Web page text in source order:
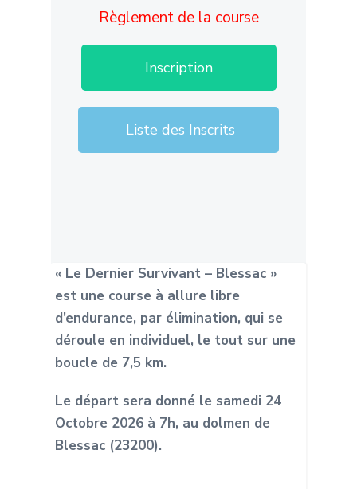
Règlement de la course
Inscription
Liste des Inscrits
« Le Dernier Survivant – Blessac »
est une course a allure libre
d’endurance, par élimination, qui se
déroule en individuel, le tout sur une
boucle de 7,5 km.
Le départ sera donné le samedi 24
Octobre 2026 à 7h, au dolmen de
Blessac (23200).